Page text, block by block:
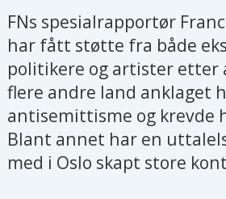
FNs spesialrapportør
har fått støtte fra både
politikere og artister etter
flere andre land anklaget
antisemittisme og krevde
Blant annet har en
med i Oslo skapt store